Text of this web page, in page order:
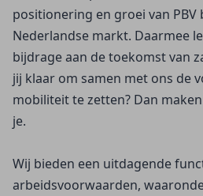
positionering en groei van PBV
Nederlandse markt. Daarmee
bijdrage aan de toekomst van
jij klaar om samen met ons de
mobiliteit te zetten? Dan
je.
Wij bieden een uitdagende
arbeidsvoorwaarden,